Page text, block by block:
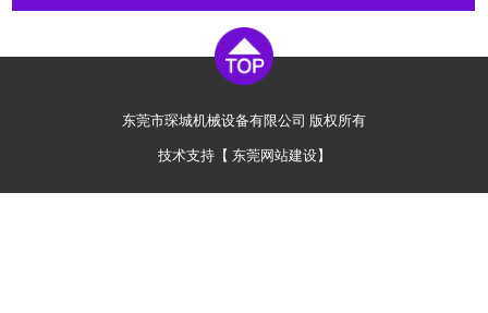
东莞市琛城机械设备有限公司 版权所有
技术支持【 东莞网站建设】